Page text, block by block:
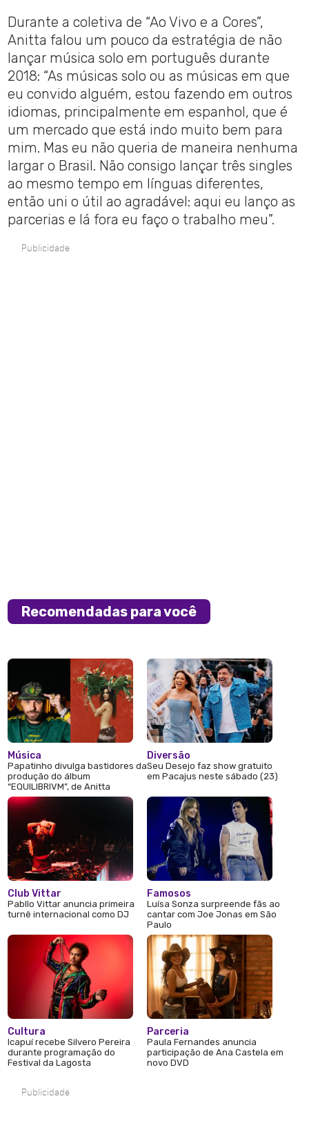
Durante a coletiva de “Ao Vivo e a Cores”,
Anitta falou um pouco da estratégia de não
lançar música solo em português durante
2018: “As músicas solo ou as músicas em que
eu convido alguém, estou fazendo em outros
idiomas, principalmente em espanhol, que é
um mercado que está indo muito bem para
mim. Mas eu não queria de maneira nenhuma
largar o Brasil. Não consigo lançar três singles
ao mesmo tempo em línguas diferentes,
então uni o útil ao agradável: aqui eu lanço as
parcerias e lá fora eu faço o trabalho meu”.
Publicidade
Recomendadas para você
Música
Papatinho divulga bastidores da
produção do álbum
“EQUILIBRIVM”, de Anitta
Club Vittar
Pabllo Vittar anuncia primeira
turnê internacional como DJ
Cultura
Icapuí recebe Silvero Pereira
durante programação do
Festival da Lagosta
Diversão
Seu Desejo faz show gratuito
em Pacajus neste sábado (23)
Famosos
Luísa Sonza surpreende fãs ao
cantar com Joe Jonas em São
Paulo
Parceria
Paula Fernandes anuncia
participação de Ana Castela em
novo DVD
Publicidade